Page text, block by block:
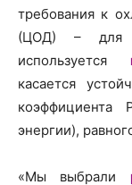
требования к
(ЦОД) – для
используется
касается
коэффициента
энергии),
«Мы выбрали